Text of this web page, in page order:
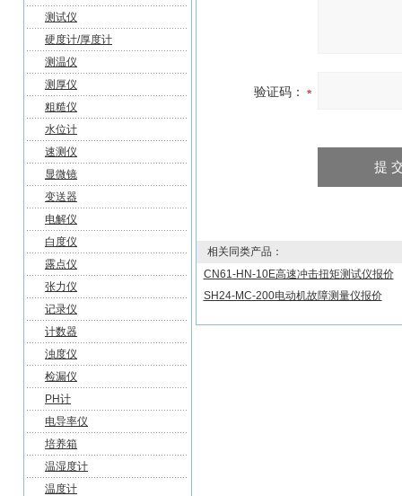
测试仪
硬度计/厚度计
测温仪
测厚仪
粗糙仪
水位计
速测仪
显微镜
变送器
电解仪
白度仪
露点仪
张力仪
记录仪
计数器
浊度仪
检漏仪
PH计
电导率仪
培养箱
温湿度计
温度计
验证码：
相关同类产品：
CN61-HN-10E高速冲击扭矩测试仪报价
SH24-MC-200电动机故障测量仪报价